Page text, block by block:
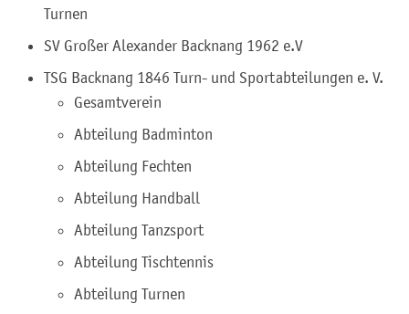
Turnen
SV Großer Alexander Backnang 1962 e.V
TSG Backnang 1846 Turn- und Sportabteilungen e. V.
Gesamtverein
Abteilung Badminton
Abteilung Fechten
Abteilung Handball
Abteilung Tanzsport
Abteilung Tischtennis
Abteilung Turnen